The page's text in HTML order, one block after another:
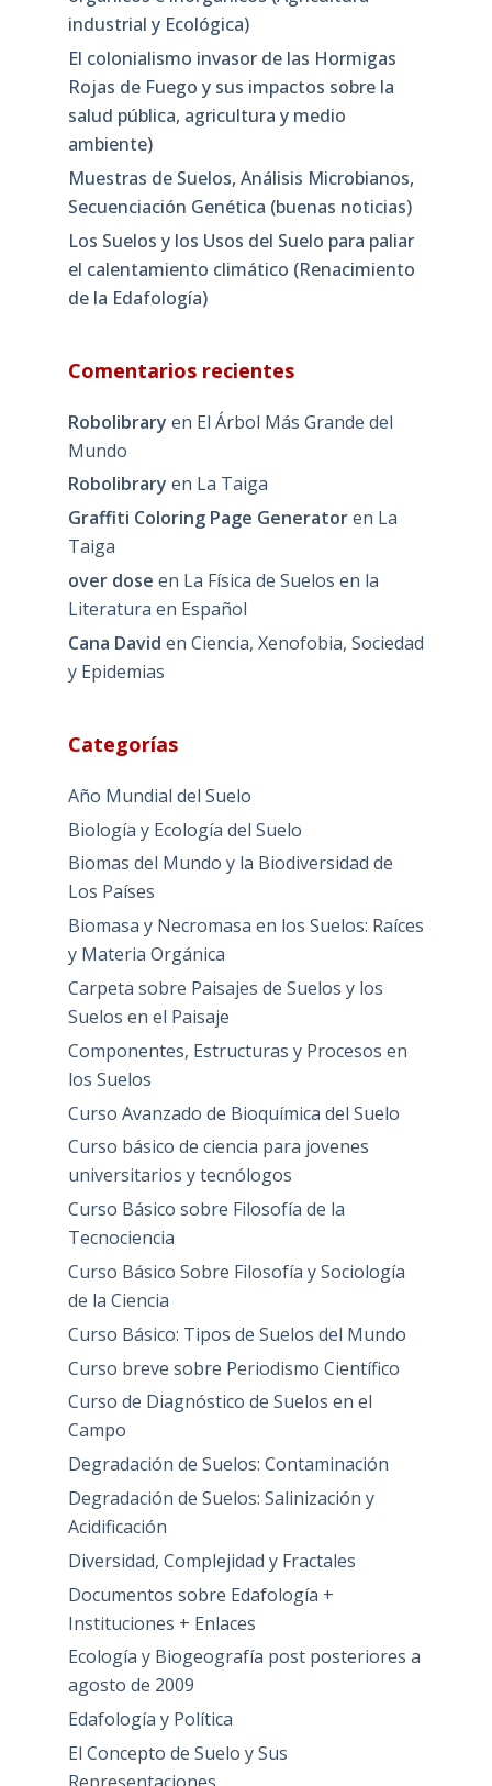
industrial y Ecológica)
El colonialismo invasor de las Hormigas
Rojas de Fuego y sus impactos sobre la
salud pública, agricultura y medio
ambiente)
Muestras de Suelos, Análisis Microbianos,
Secuenciación Genética (buenas noticias)
Los Suelos y los Usos del Suelo para paliar
el calentamiento climático (Renacimiento
de la Edafología)
Comentarios recientes
Robolibrary en El Árbol Más Grande del
Mundo
Robolibrary en La Taiga
Graffiti Coloring Page Generatoren La
Taiga
over dose en La Física de Suelos en la
Literatura en Español
Cana David en Ciencia, Xenofobia, Sociedad
y Epidemias
Categorías
Año Mundial del Suelo
Biología y Ecología del Suelo
Biomas del Mundo y la Biodiversidad de
Los Países
Biomasa y Necromasa en los Suelos: Raíces
y Materia Orgánica
Carpeta sobre Paisajes de Suelos y los
Suelos en el Paisaje
Componentes, Estructuras y Procesos en
los Suelos
Curso Avanzado de Bioquímica del Suelo
Curso básico de ciencia para jovenes
universitarios y tecnólogos
Curso Básico sobre Filosofía de la
Tecnociencia
Curso Básico Sobre Filosofía y Sociología
de la Ciencia
Curso Básico: Tipos de Suelos del Mundo
Curso breve sobre Periodismo Científico
Curso de Diagnóstico de Suelos en el
Campo
Degradación de Suelos: Contaminación
Degradación de Suelos: Salinización y
Acidificación
Diversidad, Complejidad y Fractales
Documentos sobre Edafología +
Instituciones + Enlaces
Ecología y Biogeografía post posteriores a
agosto de 2009
Edafología y Política
El Concepto de Suelo y Sus